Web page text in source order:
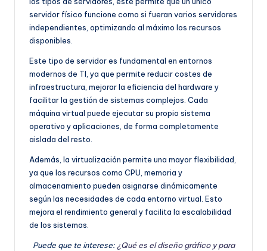
servidor físico funcione como si fueran varios servidores
independientes, optimizando al máximo los recursos
disponibles.
Este tipo de servidor es fundamental en entornos
modernos de TI, ya que permite reducir costes de
infraestructura, mejorar la eficiencia del hardware y
facilitar la gestión de sistemas complejos. Cada
máquina virtual puede ejecutar su propio sistema
operativo y aplicaciones, de forma completamente
aislada del resto.
Además, la virtualización permite una mayor flexibilidad,
ya que los recursos como CPU, memoria y
almacenamiento pueden asignarse dinámicamente
según las necesidades de cada entorno virtual. Esto
mejora el rendimiento general y facilita la escalabilidad
de los sistemas.
Puede que te interese:¿Qué es el diseño gráfico y para